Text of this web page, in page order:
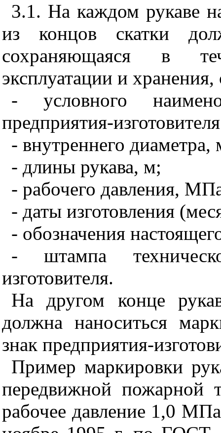
3.1. На каждом рукаве
из концов скатки
сохраняющаяся в
эксплуатации и хранения,
- условного
предприятия-
- внутреннего диаметра,
- длины рукава, м;
- рабочего давления,
- даты изготовления
- обозначения
- штампа
изготовителя.
На другом конце
должна наноситься
знак предприятия-
Пример маркировки
передвижной пожарной
рабочее давление 1,0